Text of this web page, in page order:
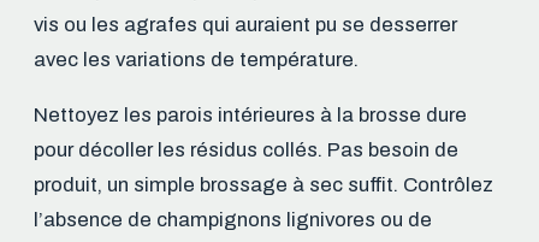
vis ou les agrafes qui auraient pu se desserrer
avec les variations de température.
Nettoyez les parois intérieures à la brosse dure
pour décoller les résidus collés. Pas besoin de
produit, un simple brossage à sec suffit. Contrôlez
l’absence de champignons lignivores ou de